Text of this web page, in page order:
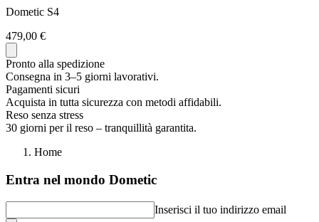
Dometic S4
479,00 €
Pronto alla spedizione
Consegna in 3–5 giorni lavorativi.
Pagamenti sicuri
Acquista in tutta sicurezza con metodi affidabili.
Reso senza stress
30 giorni per il reso – tranquillità garantita.
Home
Entra nel mondo Dometic
Inserisci il tuo indirizzo email